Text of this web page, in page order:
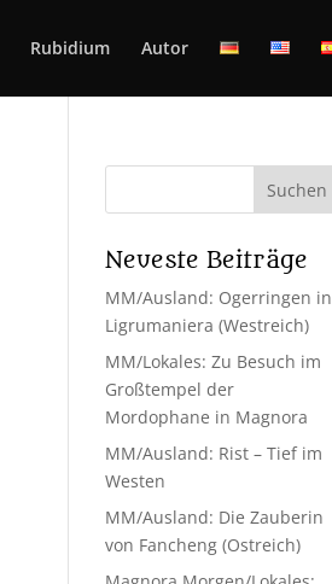
Rubidium Autor
Neueste Beiträge
MM/Ausland: Ogerringen in
Ligrumaniera (Westreich)
MM/Lokales: Zu Besuch im
Großtempel der
Mordophane in Magnora
MM/Ausland: Rist – Tief im
Westen
MM/Ausland: Die Zauberin
von Fancheng (Ostreich)